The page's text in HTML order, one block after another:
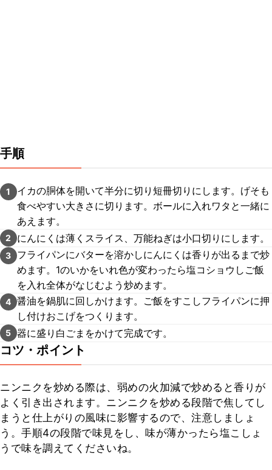
手順
1
イカの胴体を開いて半分に切り短冊切りにします。げそも
食べやすい大きさに切ります。ボールに入れワタと一緒に
あえます。
2 にんにくは薄くスライス、万能ねぎは小口切りにします。
3
フライパンにバターを溶かしにんにくは香りが出るまで炒
めます。1のいかをいれ色が変わったら塩コショウしご飯
を入れ全体がなじむよう炒めます。
4 醤油を鍋肌に回しかけます。ご飯をすこしフライパンに押
し付けおこげをつくります。
5 器に盛り白ごまをかけて完成です。
コツ・ポイント
ニンニクを炒める際は、弱めの火加減で炒めると香りが
よく引き出されます。ニンニクを炒める段階で焦してし
まうと仕上がりの風味に影響するので、注意しましょ
う。手順4の段階で味見をし、味が薄かったら塩こしょ
うで味を調えてくださいね。